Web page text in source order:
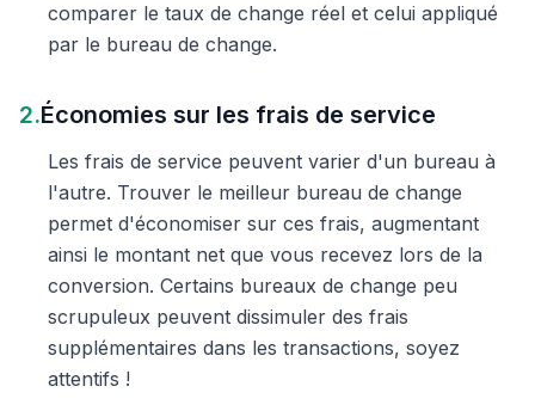
comparer le taux de change réel et celui appliqué
par le bureau de change.
2.Économies sur les frais de service
Les frais de service peuvent varier d'un bureau à
l'autre. Trouver le meilleur bureau de change
permet d'économiser sur ces frais, augmentant
ainsi le montant net que vous recevez lors de la
conversion. Certains bureaux de change peu
scrupuleux peuvent dissimuler des frais
supplémentaires dans les transactions, soyez
attentifs !